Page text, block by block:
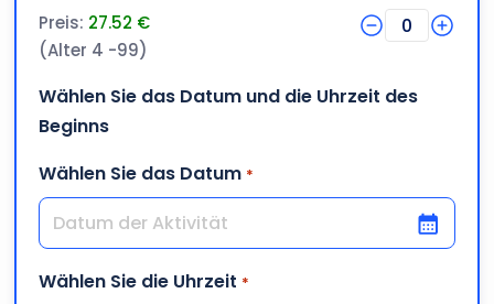
Preis: 27.52 € 0
(Alter 4 -99)
Wählen Sie das Datum und die Uhrzeit des
Beginns
Wählen Sie das Datum *
TT Schrägstrich MM Schrägstrich JJJJ
Wählen Sie die Uhrzeit *